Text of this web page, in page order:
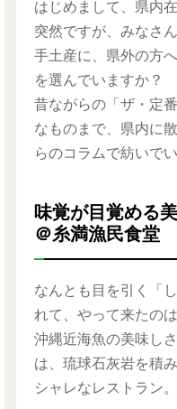
はじめまして、県内
突然ですが、みなさ
手土産に、県外の方
を選んでいますか？
昔ながらの「ザ・定
なものまで、県内に
らのコラムで紡いで
味覚が目覚める
＠糸満漁民食堂
なんとも目を引く「
れて、やって来たの
沖縄近海魚の美味し
は、琉球石灰岩を積
シャレなレストラン。